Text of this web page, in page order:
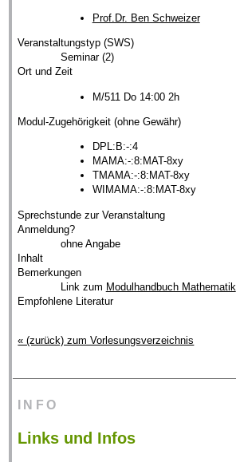
Prof.Dr. Ben Schweizer
Veranstaltungstyp (SWS)
Seminar (2)
Ort und Zeit
M/511 Do 14:00 2h
Modul-Zugehörigkeit (ohne Gewähr)
DPL:B:-:4
MAMA:-:8:MAT-8xy
TMAMA:-:8:MAT-8xy
WIMAMA:-:8:MAT-8xy
Sprechstunde zur Veranstaltung
Anmeldung?
ohne Angabe
Inhalt
Bemerkungen
Link zum Modulhandbuch Mathematik
Empfohlene Literatur
« (zurück) zum Vorlesungsverzeichnis
INFO
Links und Infos